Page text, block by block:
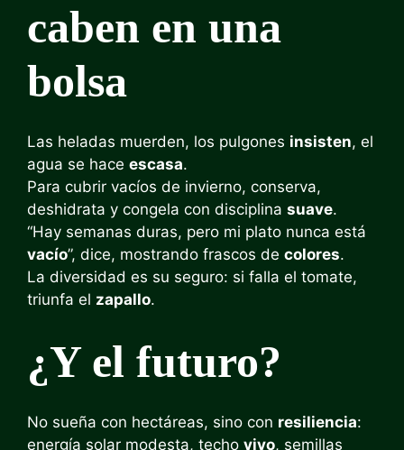
caben en una
bolsa
Las heladas muerden, los pulgones insisten, el
agua se hace escasa.
Para cubrir vacíos de invierno, conserva,
deshidrata y congela con disciplina suave.
“Hay semanas duras, pero mi plato nunca está
vacío”, dice, mostrando frascos de colores.
La diversidad es su seguro: si falla el tomate,
triunfa el zapallo.
¿Y el futuro?
No sueña con hectáreas, sino con resiliencia:
energía solar modesta, techo vivo, semillas